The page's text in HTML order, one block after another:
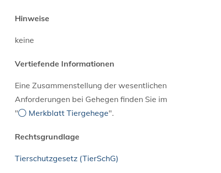
Hinweise
keine
Vertiefende Informationen
Eine Zusammenstellung der wesentlichen
Anforderungen bei Gehegen finden Sie im
"
Merkblatt Tiergehege".
Rechtsgrundlage
Tierschutzgesetz (TierSchG)